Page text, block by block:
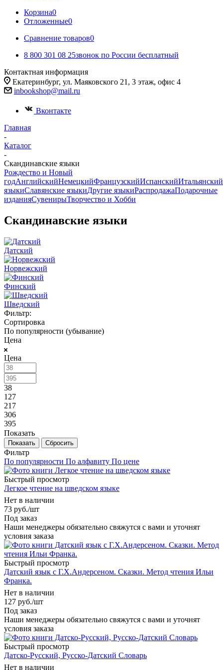
Корзина0
Отложенные0
Сравнение товаров0
8 800 301 08 25звонок по России бесплатный
Контактная информация
Екатеринбург, ул. Маяковского 21, 3 этаж, офис 4
inbookshop@mail.ru
Вконтакте
Главная
-
Каталог
-
Скандинавские языки
Рождество и Новый
годАнглийскийНемецкийФранцузскийИспанскийИтальянский
языкиСлавянские языкиДругие языкиРаспродажаПодарочные
изданияСувенирыТворчество и Хобби
Скандинавские языки
Датский
Норвежский
Финский
Шведский
Фильтр:
Сортировка
По популярности (убывание)
Цена
Цена
38
127
217
306
395
Показать
Сбросить
Фильтр
По популярности По алфавиту По цене
Быстрый просмотр
Легкое чтение на шведском языке
Нет в наличии
73 руб./шт
Под заказ
Наши менеджеры обязательно свяжутся с вами и уточнят
условия заказа
Быстрый просмотр
Датский язык с Г.Х.Андерсеном. Сказки. Метод чтения Ильи
Франка.
Нет в наличии
127 руб./шт
Под заказ
Наши менеджеры обязательно свяжутся с вами и уточнят
условия заказа
Быстрый просмотр
Датско-Русский, Русско-Датский Словарь
Нет в наличии